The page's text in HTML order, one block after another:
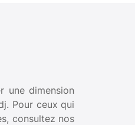
une dimension
Pour ceux qui
consultez nos